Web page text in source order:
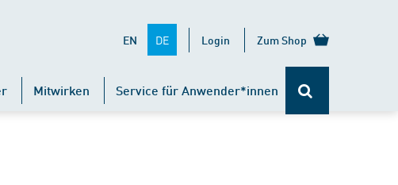
EN DE Login Zum Shop
Mitwirken Service für Anwender*innen